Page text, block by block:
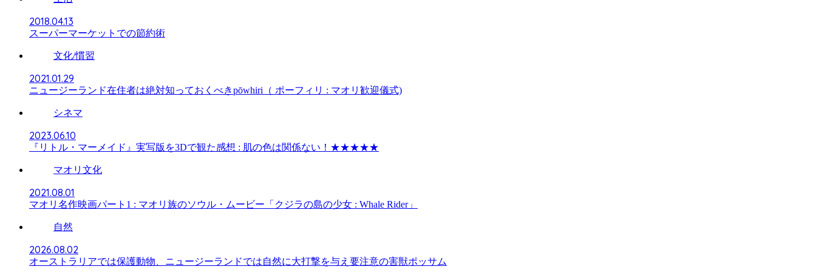
2018.04.13
スーパーマーケットでの節約術
文化/慣習
2021.01.29
ニュージーランド在住者は絶対知っておくべきpōwhiri（ ポーフィリ : マオリ歓迎儀式)
シネマ
2023.06.10
『リトル・マーメイド』実写版を3Dで観た感想 : 肌の色は関係ない！★★★★★
マオリ文化
2021.08.01
マオリ名作映画パート1 : マオリ族のソウル・ムービー「クジラの島の少女 : Whale Rider」
自然
2026.08.02
オーストラリアでは保護動物、ニュージーランドでは自然に大打撃を与え要注意の害獣ポッサム